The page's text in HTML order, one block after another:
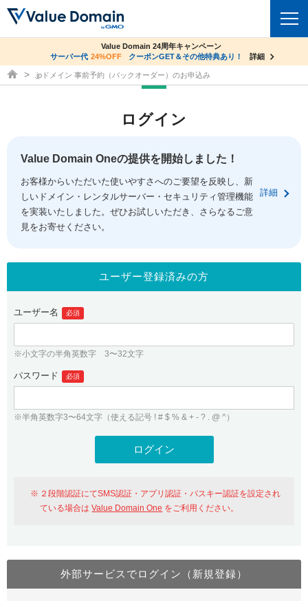
ドメイントップ
ドメイン移管
ドメイン価格一覧
ドメイン一括検索
.jpドメインオークション
gTLDオークション NEW!
.jpドメインバックオーダー
プレミアムドメイン
人気ドメインの種類
WHOIS検索
コアサーバー
バリューサーバー
XREA
セキュリティトップ
Value Domain ネットde診断
SSL証明書
サービストップ
お得意様割引
紹介制度
バリュードメインAPI
ドメイン・ホスティングOEM
facebook
ログイン
従来のバリュードメインをご利用希望の方
Value Domainにログイン
おすすめ One レンタルサーバーを含む最新の機能を使う方
Value Domain Oneにログイン
ユーザー登録
co.jpドメイン✕コアサーバーV2ビジネス応援キャンペーン
サーバー料金1年間無料
詳細
Value Domain 24周年キャンペーン
サーバー代 24%OFF クーポンGET＆その他特典あり！ 詳細
ドメイン取得ならバリュードメイン
.jpドメイン 事前予約（バックオーダー）のお申込み
ログイン
Value Domain Oneの提供を開始しました！
お客様からいただいた使いやすさへのご要望を反映し、新
しいドメイン・レンタルサーバー・セキュリティ管理機能
を実装いたしました。ぜひお試しいただき、さらなるご意
見をお寄せください。
詳細
ユーザー登録済みの方
ユーザー名 必須
※小文字の半角英数字 3〜32文字
パスワード 必須
※半角英数字3〜64文字（使える記号 ! # $ % & + - ? . @ ^）
２段階認証にてSMS認証・アプリ認証・パスキー認証を設定され
ている場合はValue Domain One をご利用ください。
外部サービスでログイン（新規登録）